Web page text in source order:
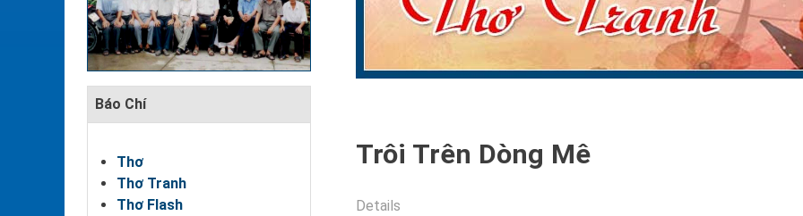
Báo Chí
Thơ
Thơ Tranh
Thơ Flash
Trôi Trên Dòng Mê
Details